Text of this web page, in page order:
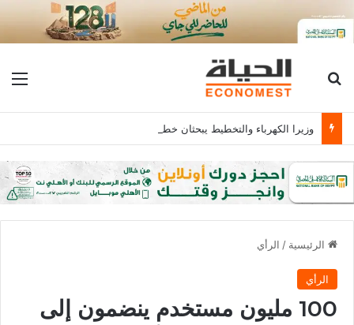
بحث عن
الرئيسية / الرأي
الرأي
100 مليون مستخدم ينضمون إلى